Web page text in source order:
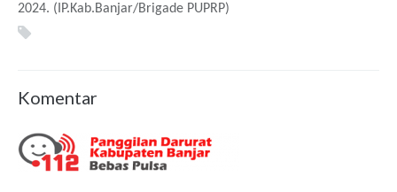
2024. (IP.Kab.Banjar/Brigade PUPRP)
Komentar